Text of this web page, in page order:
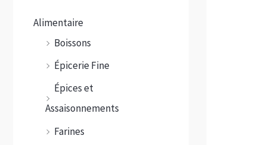
Alimentaire
Boissons
Épicerie Fine
Épices et
Assaisonnements
Farines